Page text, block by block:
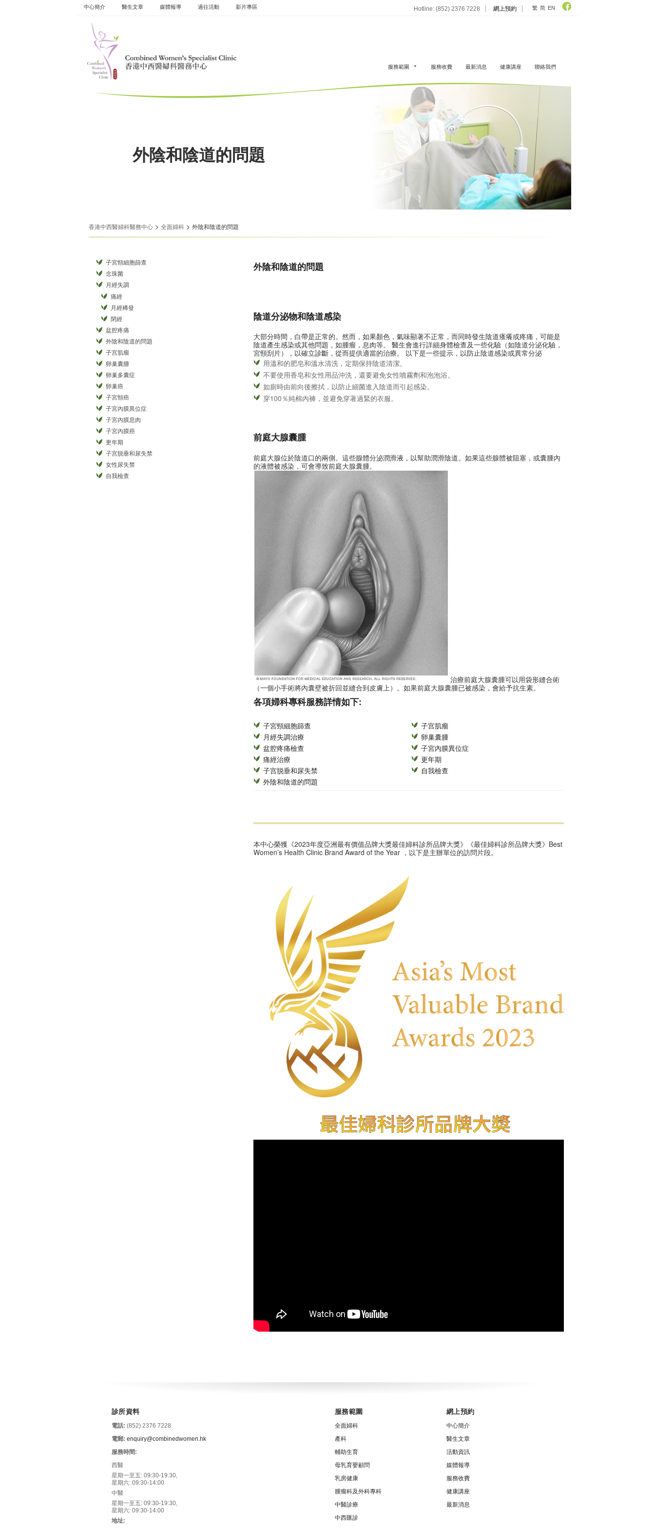
Skip
to
中心簡介 醫生文章 媒體報導 過往活動 影片專區 Hotline: (852) 2376 7228 網上預約 繁 简 EN
服務範圍 服務收費 最新消息 健康講座 聯絡我們
外陰和陰道的問題
香港中西醫婦科醫務中心 > 全面婦科 > 外陰和陰道的問題
子宮頸細胞篩查
念珠菌
月經失調
痛經
月經稀發
閉經
盆腔疼痛
外陰和陰道的問題
子宫肌瘤
卵巢囊腫
卵巢多囊症
卵巢癌
子宮頸癌
子宮內膜異位症
子宮內膜息肉
子宮內膜癌
更年期
子宫脱垂和尿失禁
女性尿失禁
自我檢查
外陰和陰道的問題
陰道分泌物和陰道感染
大部分時間，白帶是正常的。然而，如果顏色，氣味顯著不正常，而同時發生陰道瘙癢或疼痛，可能是
陰道產生感染或其他問題，如腫瘤，息肉等。 醫生會進行詳細身體檢查及一些化驗（如陰道分泌化驗，
宮頸刮片），以確立診斷，從而提供適當的治療。 以下是一些提示，以防止陰道感染或異常分泌
用溫和的肥皂和溫水清洗，定期保持陰道清潔。
不要使用香皂和女性用品沖洗，還要避免女性噴霧劑和泡泡浴。
如廁時由前向後擦拭，以防止細菌進入陰道而引起感染。
穿100％純棉內褲，並避免穿著過緊的衣服。
前庭大腺囊腫
前庭大腺位於陰道口的兩側。這些腺體分泌潤滑液，以幫助潤滑陰道。如果這些腺體被阻塞，或囊腫內
的液體被感染，可會導致前庭大腺囊腫。
治療前庭大腺囊腫可以用袋形縫合術
（一個小手術將內囊壁被折回並縫合到皮膚上）。如果前庭大腺囊腫已被感染，會給予抗生素。
各項婦科專科服務詳情如下:
子宮頸細胞篩查
月經失調治療
盆腔疼痛檢查
痛經治療
子宫脱垂和尿失禁
外陰和陰道的問題
子宫肌瘤
卵巢囊腫
子宮內膜異位症
更年期
自我檢查
本中心榮獲《2023年度亞洲最有價值品牌大獎最佳婦科診所品牌大獎》《最佳婦科診所品牌大獎》Best
Women’s Health Clinic Brand Award of the Year ，以下是主辦單位的訪問片段。
診所資料
電話: (852) 2376 7228
電郵: enquiry@combinedwomen.hk
服務時間:
西醫
星期一至五: 09:30-19:30,
星期六: 09:30-14:00
中醫
星期一至五: 09:30-19:30,
星期六: 09:30-14:00
地址:
服務範圍
全面婦科
產科
輔助生育
母乳育嬰顧問
乳房健康
腫瘤科及外科專科
中醫診療
中西匯診
網上預約
中心簡介
醫生文章
活動資訊
媒體報導
服務收費
健康講座
最新消息